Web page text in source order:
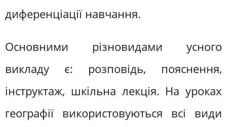
диференціації навчання.
Основними різновидами усного
викладу є: розповідь, пояснення,
інструктаж, шкільна лекція. На уроках
географії використовуються всі види